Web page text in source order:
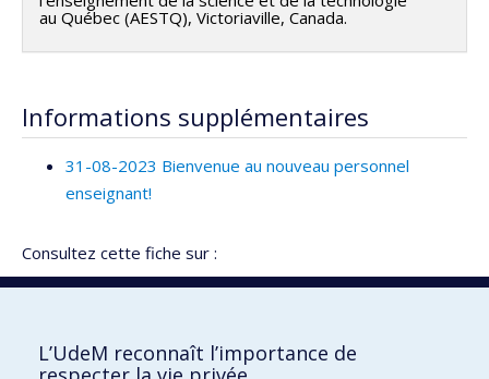
au Québec (AESTQ), Victoriaville, Canada.
Informations supplémentaires
31-08-2023 Bienvenue au nouveau personnel
enseignant!
Consultez cette fiche sur :
Vitrine de la recherche
L’UdeM reconnaît l’importance de